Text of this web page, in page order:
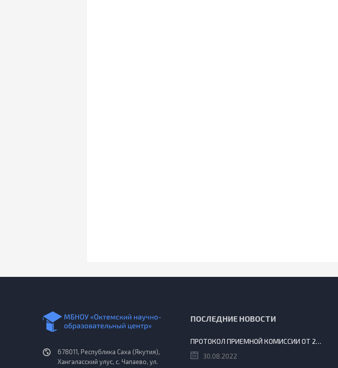
678011, Республика Саха (Якутия),
Хангаласский улус, с. Чапаево, ул.
ПОСЛЕДНИЕ НОВОСТИ
ПРОТОКОЛ ПРИЕМНОЙ КОМИССИИ ОТ 29.08.2022 Г.
30.08.2022